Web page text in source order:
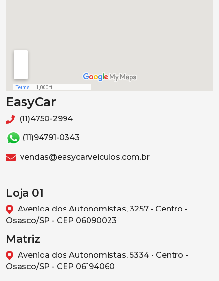
EasyCar
(11)4750-2994
(11)94791-0343
vendas@easycarveiculos.com.br
Loja 01
Avenida dos Autonomistas, 3257 - Centro -
Osasco/SP - CEP 06090023
Matriz
Avenida dos Autonomistas, 5334 - Centro -
Osasco/SP - CEP 06194060